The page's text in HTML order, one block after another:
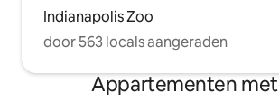
Indianapolis Zoo
door 563 locals aangeraden
Appartementen